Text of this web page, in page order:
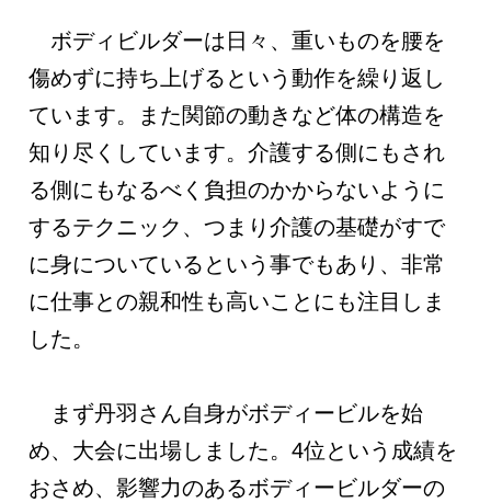
ボディビルダーは日々、重いものを腰を
傷めずに持ち上げるという動作を繰り返し
ています。また関節の動きなど体の構造を
知り尽くしています。介護する側にもされ
る側にもなるべく負担のかからないように
するテクニック、つまり介護の基礎がすで
に身についているという事でもあり、非常
に仕事との親和性も高いことにも注目しま
した。
まず丹羽さん自身がボディービルを始
め、大会に出場しました。4位という成績を
おさめ、影響力のあるボディービルダーの